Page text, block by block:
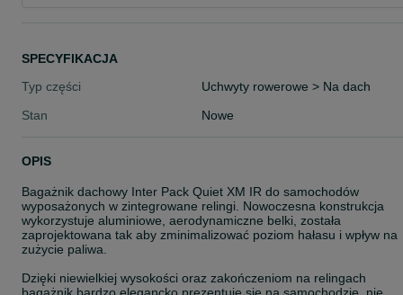
SPECYFIKACJA
Typ części
Uchwyty rowerowe > Na dach
Stan
Nowe
OPIS
Bagażnik dachowy Inter Pack Quiet XM IR do samochodów
wyposażonych w zintegrowane relingi. Nowoczesna konstrukcja
wykorzystuje aluminiowe, aerodynamiczne belki, została
zaprojektowana tak aby zminimalizować poziom hałasu i wpływ na
zużycie paliwa.
Dzięki niewielkiej wysokości oraz zakończeniom na relingach